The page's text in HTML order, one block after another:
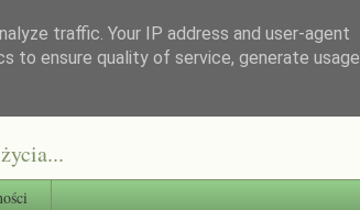
traffic. Your IP address and user-agent
to ensure quality of service, generate usage